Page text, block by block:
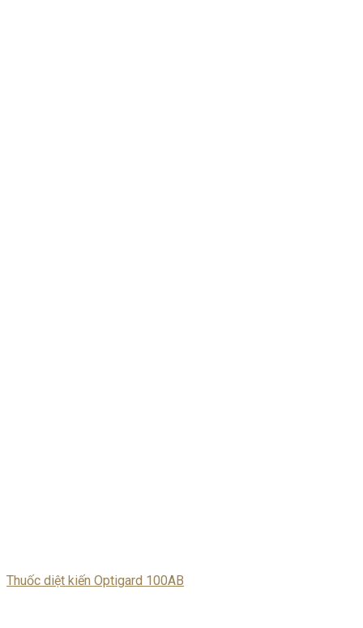
Thuốc diệt kiến Optigard 100AB